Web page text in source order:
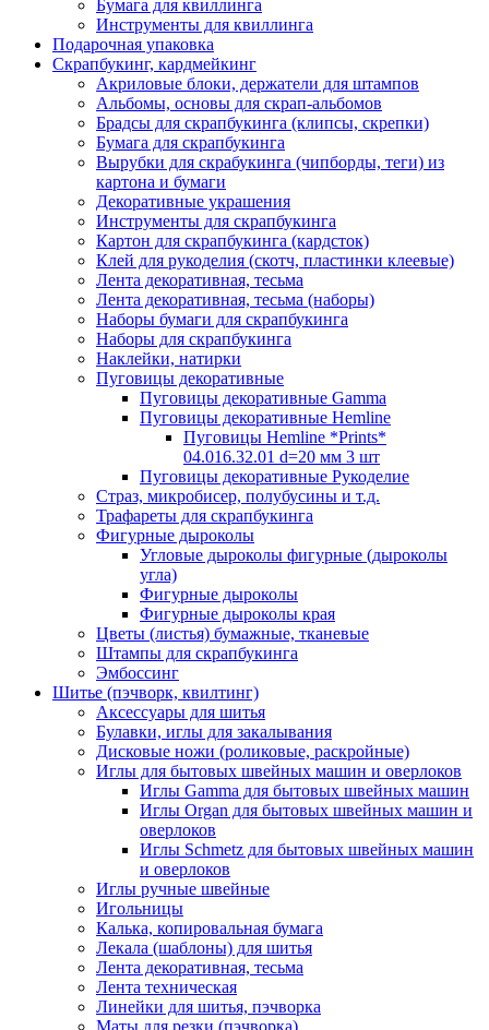
Бумага для квиллинга
Инструменты для квиллинга
Подарочная упаковка
Скрапбукинг, кардмейкинг
Акриловые блоки, держатели для штампов
Альбомы, основы для скрап-альбомов
Брадсы для скрапбукинга (клипсы, скрепки)
Бумага для скрапбукинга
Вырубки для скрабукинга (чипборды, теги) из
картона и бумаги
Декоративные украшения
Инструменты для скрапбукинга
Картон для скрапбукинга (кардсток)
Клей для рукоделия (скотч, пластинки клеевые)
Лента декоративная, тесьма
Лента декоративная, тесьма (наборы)
Наборы бумаги для скрапбукинга
Наборы для скрапбукинга
Наклейки, натирки
Пуговицы декоративные
Пуговицы декоративные Gamma
Пуговицы декоративные Hemline
Пуговицы Hemline *Prints*
04.016.32.01 d=20 мм 3 шт
Пуговицы декоративные Рукоделие
Страз, микробисер, полубусины и т.д.
Трафареты для скрапбукинга
Фигурные дыроколы
Угловые дыроколы фигурные (дыроколы
угла)
Фигурные дыроколы
Фигурные дыроколы края
Цветы (листья) бумажные, тканевые
Штампы для скрапбукинга
Эмбоссинг
Шитье (пэчворк, квилтинг)
Аксессуары для шитья
Булавки, иглы для закалывания
Дисковые ножи (роликовые, раскройные)
Иглы для бытовых швейных машин и оверлоков
Иглы Gamma для бытовых швейных машин
Иглы Organ для бытовых швейных машин и
оверлоков
Иглы Schmetz для бытовых швейных машин
и оверлоков
Иглы ручные швейные
Игольницы
Калька, копировальная бумага
Лекала (шаблоны) для шитья
Лента декоративная, тесьма
Лента техническая
Линейки для шитья, пэчворка
Маты для резки (пэчворка)